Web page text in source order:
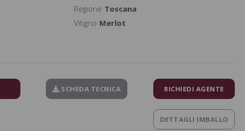
Regione Toscana
Vitigno Merlot
SCHEDA TECNICA RICHIEDI AGENTE
DETTAGLI IMBALLO